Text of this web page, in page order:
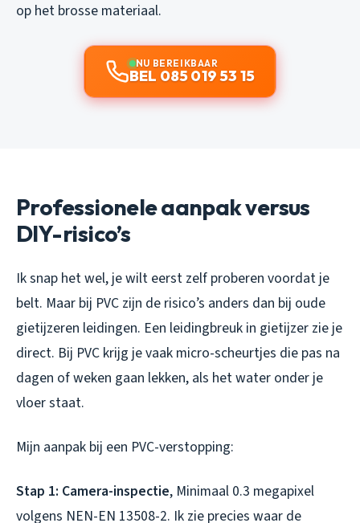
op het brosse materiaal.
NU BEREIKBAAR
BEL 085 019 53 15
Professionele aanpak versus
DIY-risico’s
Ik snap het wel, je wilt eerst zelf proberen voordat je
belt. Maar bij PVC zijn de risico’s anders dan bij oude
gietijzeren leidingen. Een leidingbreuk in gietijzer zie je
direct. Bij PVC krijg je vaak micro-scheurtjes die pas na
dagen of weken gaan lekken, als het water onder je
vloer staat.
Mijn aanpak bij een PVC-verstopping:
Stap 1: Camera-inspectie, Minimaal 0.3 megapixel
volgens NEN-EN 13508-2. Ik zie precies waar de